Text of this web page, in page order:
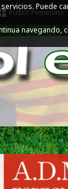
Puede
navegando,
Fútbol Femenino